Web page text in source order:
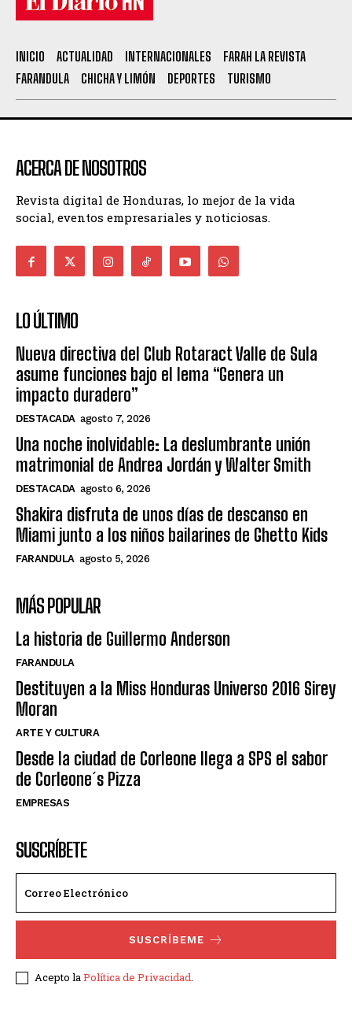
INICIO ACTUALIDAD INTERNACIONALES
FARAH LA REVISTA
FARANDULA
CHICHA Y LIMÓN DEPORTES TURISMO
ACERCA DE NOSOTROS
Revista digital de Honduras, lo mejor de la vida
social, eventos empresariales y noticiosas.
LO ÚLTIMO
Nueva directiva del Club Rotaract Valle de Sula
asume funciones bajo el lema “Genera un
impacto duradero”
DESTACADA agosto 7, 2026
Una noche inolvidable: La deslumbrante unión
matrimonial de Andrea Jordán y Walter Smith
DESTACADA agosto 6, 2026
Shakira disfruta de unos días de descanso en
Miami junto a los niños bailarines de Ghetto Kids
FARANDULA agosto 5, 2026
MÁS POPULAR
La historia de Guillermo Anderson
FARANDULA
Destituyen a la Miss Honduras Universo 2016 Sirey
Moran
ARTE Y CULTURA
Desde la ciudad de Corleone llega a SPS el sabor
de Corleone´s Pizza
EMPRESAS
SUSCRÍBETE
SUSCRÍBEME
Acepto laPolítica de Privacidad.